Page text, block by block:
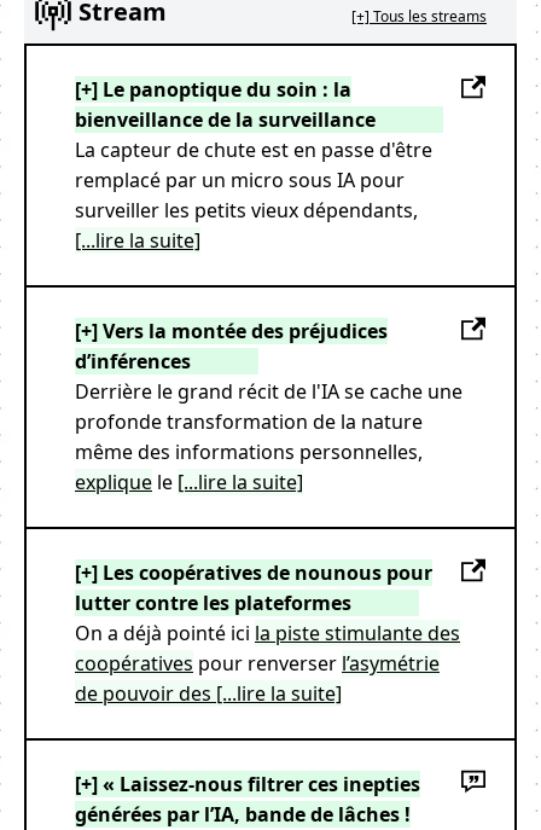
[+] Tous les streams
Stream
[+] Le panoptique du soin : la
bienveillance de la surveillance
La capteur de chute est en passe d'être
remplacé par un micro sous IA pour
surveiller les petits vieux dépendants,
[...lire la suite]
[+] Vers la montée des préjudices
d’inférences
Derrière le grand récit de l'IA se cache une
profonde transformation de la nature
même des informations personnelles,
explique le [...lire la suite]
[+] Les coopératives de nounous pour
lutter contre les plateformes
On a déjà pointé ici la piste stimulante des
coopératives pour renverser l’asymétrie
de pouvoir des [...lire la suite]
[+] « Laissez-nous filtrer ces inepties
générées par l’IA, bande de lâches !